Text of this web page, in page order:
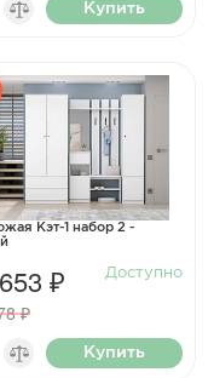
Купить
Кэт-1 набор 2 -
₽
₽
Доступно
Купить